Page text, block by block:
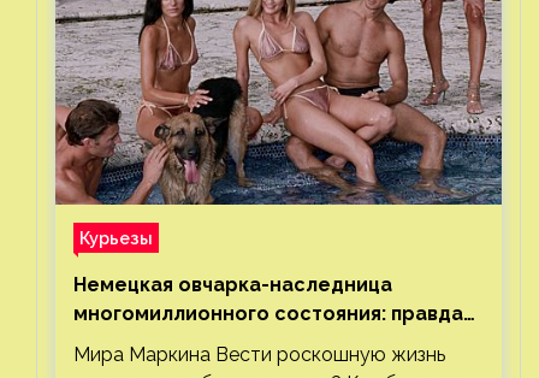
Курьезы
Немецкая овчарка-наследница
многомиллионного состояния: правда
или миф
Мира Маркина Вести роскошную жизнь